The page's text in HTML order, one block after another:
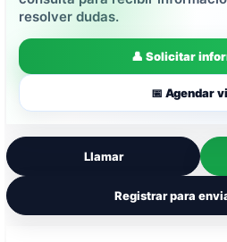
resolver dudas.
👤 Solicitar
📅 Agendar
Llamar
Registrar para